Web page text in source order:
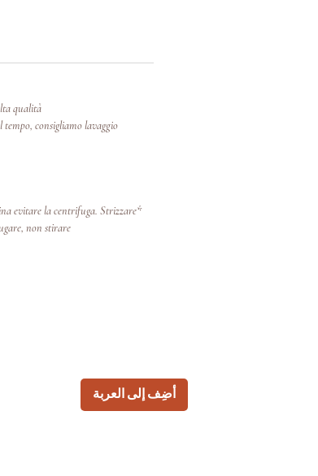
qualità.
consigliamo lavaggio
evitare la centrifuga. Strizzare
non stirare.
أضِف إلى العربة